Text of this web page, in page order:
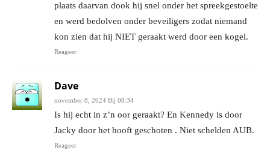
plaats daarvan dook hij snel onder het spreekgestoelte
en werd bedolven onder beveiligers zodat niemand
kon zien dat hij NIET geraakt werd door een kogel.
Reageer
Dave
november 8, 2024 Bij 08:34
Is hij echt in z’n oor geraakt? En Kennedy is door
Jacky door het hooft geschoten . Niet schelden AUB.
Reageer